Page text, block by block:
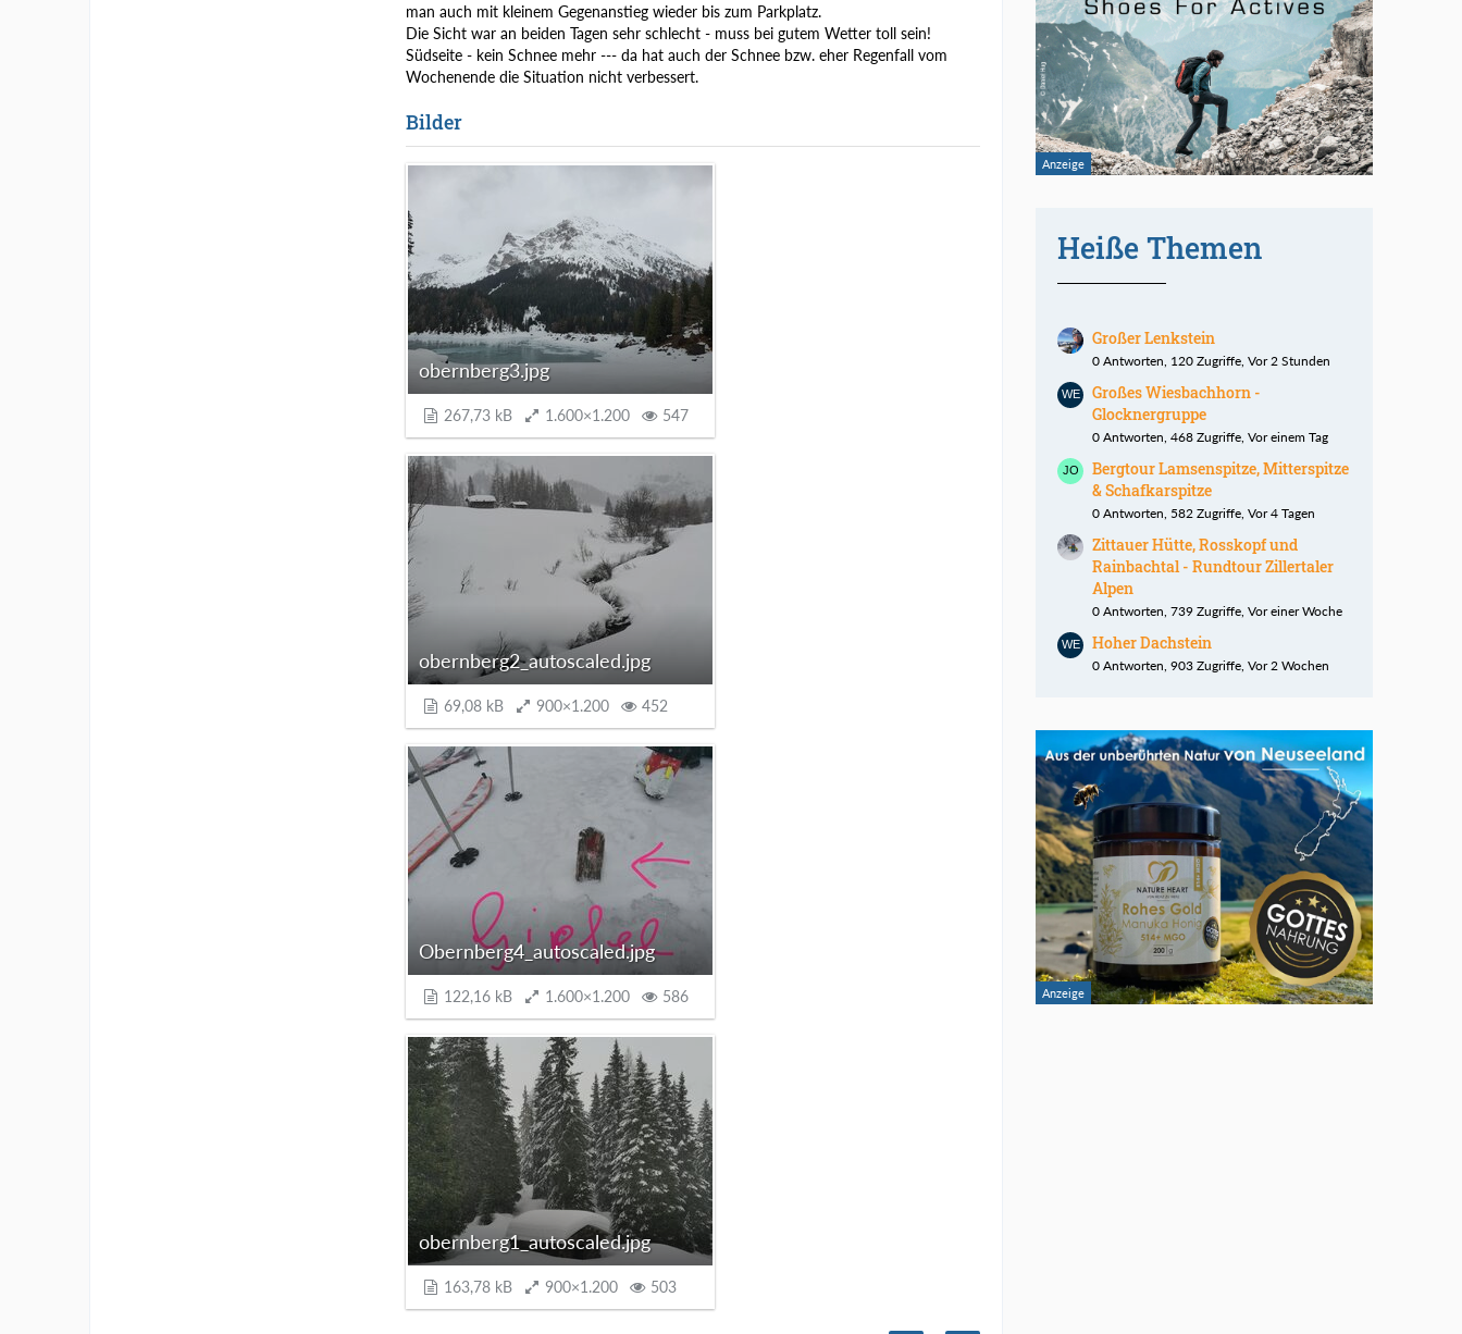
man auch mit kleinem Gegenanstieg wieder bis zum Parkplatz.
Die Sicht war an beiden Tagen sehr schlecht - muss bei gutem Wetter toll sein!
Südseite - kein Schnee mehr --- da hat auch der Schnee bzw. eher Regenfall vom
Wochenende die Situation nicht verbessert.
Bilder
obernberg3.jpg
267,73 kB 1.600×1.200 547
obernberg2_autoscaled.jpg
69,08 kB 900×1.200 452
Obernberg4_autoscaled.jpg
122,16 kB 1.600×1.200 586
obernberg1_autoscaled.jpg
163,78 kB 900×1.200 503
Heiße Themen
Großer Lenkstein
0 Antworten, 120 Zugriffe, Vor 2 Stunden
Großes Wiesbachhorn -
Glocknergruppe
0 Antworten, 468 Zugriffe, Vor einem Tag
Bergtour Lamsenspitze, Mitterspitze
& Schafkarspitze
0 Antworten, 582 Zugriffe, Vor 4 Tagen
Zittauer Hütte, Rosskopf und
Rainbachtal - Rundtour Zillertaler
Alpen
0 Antworten, 739 Zugriffe, Vor einer Woche
Hoher Dachstein
0 Antworten, 903 Zugriffe, Vor 2 Wochen